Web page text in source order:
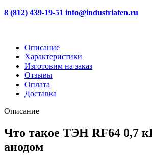
8 (812) 439-19-51 info@industriaten.ru
Описание
Характеристики
Изготовим на заказ
Отзывы
Оплата
Доставка
Описание
Что такое ТЭН RF64 0,7
анодом